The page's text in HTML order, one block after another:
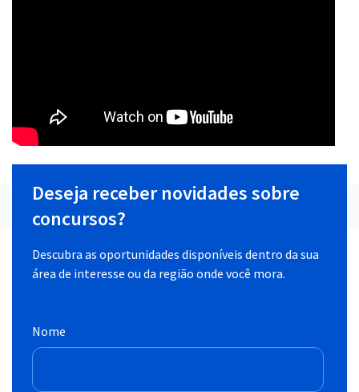
Deseja receber novidades sobre
concursos?
Descubra as oportunidades disponíveis dentro da sua
área de interesse ou da região onde você mora.
Nome